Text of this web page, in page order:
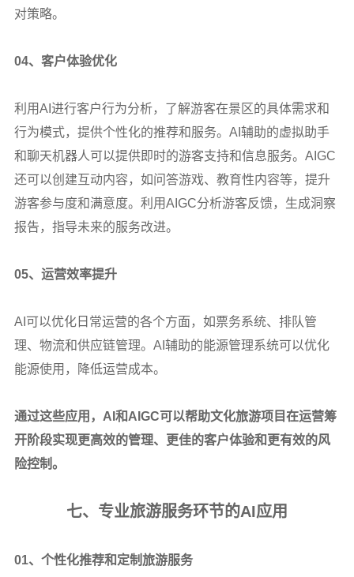
对策略。
04、客户体验优化
利用AI进行客户行为分析，了解游客在景区的具体需求和
行为模式，提供个性化的推荐和服务。AI辅助的虚拟助手
和聊天机器人可以提供即时的游客支持和信息服务。AIGC
还可以创建互动内容，如问答游戏、教育性内容等，提升
游客参与度和满意度。利用AIGC分析游客反馈，生成洞察
报告，指导未来的服务改进。
05、运营效率提升
AI 可以优化日常运营的各个方面，如票务系统、排队管
理、物流和供应链管理。AI辅助的能源管理系统可以优化
能源使用，降低运营成本。
通过这些应用，AI和AIGC可以帮助文化旅游项目在运营筹
开阶段实现更高效的管理、更佳的客户体验和更有效的风
险控制。
七、专业旅游服务环节的AI应用
01、个性化推荐和定制旅游服务